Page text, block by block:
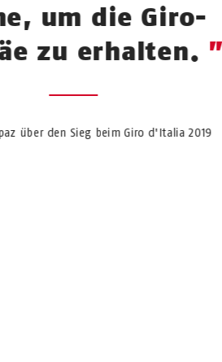
um die Giro-
zu erhalten.
über den Sieg beim Giro d'Italia 2019